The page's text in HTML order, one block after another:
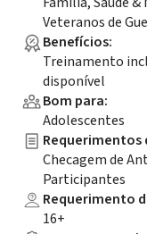
Veteranos de
Benefícios:
Treinamento
disponível
Bom para:
Adolescentes
Requerimentos
Checagem de
Participantes
Requerimento
16+